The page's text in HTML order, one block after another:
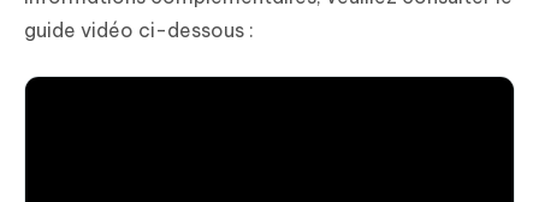
guide vidéo ci-dessous :